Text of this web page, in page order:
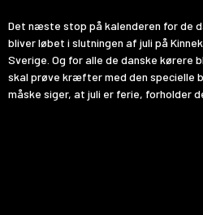
Det næste stop på kalenderen for de
bliver løbet i slutningen af juli på
Sverige. Og for alle de danske kørere
skal prøve kræfter med den specielle
måske siger, at juli er ferie, forholder